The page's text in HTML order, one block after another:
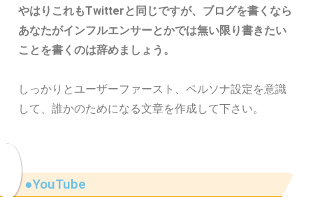
やはりこれもTwitterと同じですが、ブログを書くなら
あなたがインフルエンサーとかでは無い限り書きたい
ことを書くのは辞めましょう。
しっかりとユーザーファースト、ペルソナ設定を意識
して、誰かのためになる文章を作成して下さい。
●YouTube